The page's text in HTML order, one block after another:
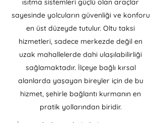
ısıtma sistemleri güçlü olan araçlar
sayesinde yolcuların güvenliği ve konforu
en üst düzeyde tutulur. Oltu taksi
hizmetleri, sadece merkezde değil en
uzak mahallelerde dahi ulaşılabilirliği
sağlamaktadır. İlçeye bağlı kırsal
alanlarda yaşayan bireyler için de bu
hizmet, şehirle bağlantı kurmanın en
pratik yollarından biridir.